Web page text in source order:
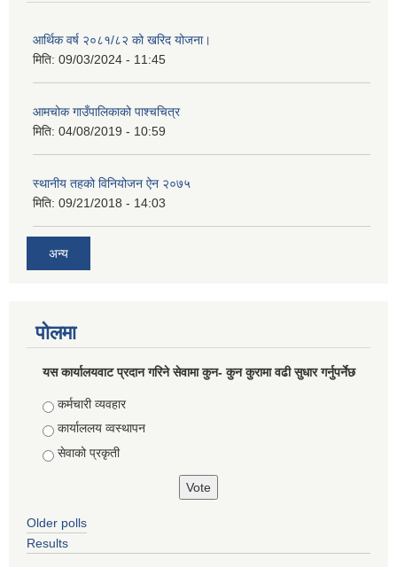
आर्थिक वर्ष २०८१/८२ को खरिद योजना।
मिति: 09/03/2024 - 11:45
आमचोक गाउँपालिकाको पाश्चचित्र
मिति: 04/08/2019 - 10:59
स्थानीय तहको विनियोजन ऐन २०७५
मिति: 09/21/2018 - 14:03
अन्य
पोलमा
यस कार्यालयवाट प्रदान गरिने सेवामा कुन- कुन कुरामा वढी सुधार गर्नुपर्नेछ
Choices
कर्मचारी व्यवहार
कार्याललय व्वस्थापन
सेवाको प्रकृती
Older polls
Results